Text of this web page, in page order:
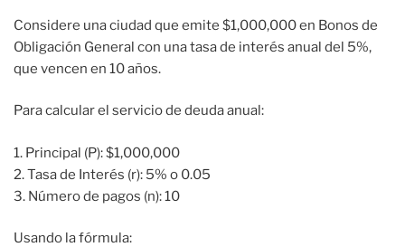
Considere una ciudad que emite $1,000,000 en Bonos de
Obligación General con una tasa de interés anual del 5%,
que vencen en 10 años.
Para calcular el servicio de deuda anual:
1. Principal (P): $1,000,000
2. Tasa de Interés (r): 5% o 0.05
3. Número de pagos (n): 10
Usando la fórmula: